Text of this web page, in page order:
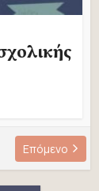
Επόμενο